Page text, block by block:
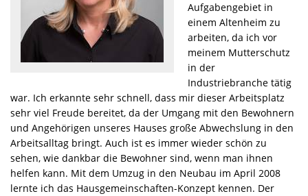
Aufgabengebiet in
einem Altenheim zu
arbeiten, da ich vor
meinem Mutterschutz
in der
Industriebranche tätig
war. Ich erkannte sehr schnell, dass mir dieser Arbeitsplatz
sehr viel Freude bereitet, da der Umgang mit den Bewohnern
und Angehörigen unseres Hauses große Abwechslung in den
Arbeitsalltag bringt. Auch ist es immer wieder schön zu
sehen, wie dankbar die Bewohner sind, wenn man ihnen
helfen kann. Mit dem Umzug in den Neubau im April 2008
lernte ich das Hausgemeinschaften-Konzept kennen. Der